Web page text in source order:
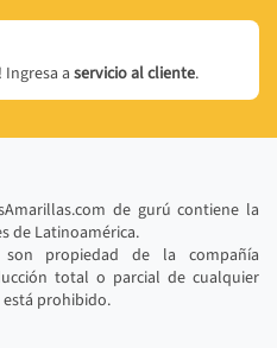
Ingresa a servicio al cliente.
de gurú contiene la
de Latinoamérica.
son propiedad de la compañía
total o parcial de cualquier
prohibido.